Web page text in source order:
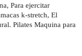
Para ejercitar
k-stretch, El
Pilates Maquina para